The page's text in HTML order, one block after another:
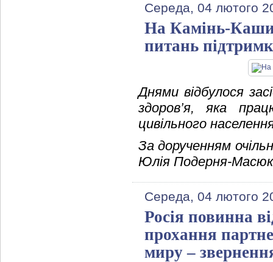
Середа, 04 лютого
На Камінь-
питань
Днями відбулося
здоров’я, яка
цивільного
За дорученням
Юлія Подерня-
Середа, 04 лютого
Росія повинна
прохання
миру –